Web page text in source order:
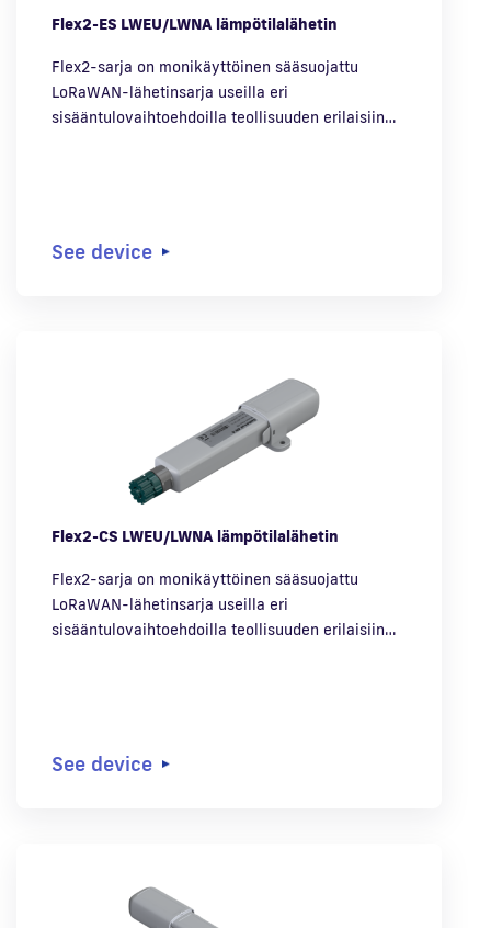
Flex2-ES LWEU/LWNA lämpötilalähetin
Flex2-sarja on monikäyttöinen sääsuojattu
LoRaWAN-lähetinsarja useilla eri
sisääntulovaihtoehdoilla teollisuuden erilaisiin…
See device
Flex2-CS LWEU/LWNA lämpötilalähetin
Flex2-sarja on monikäyttöinen sääsuojattu
LoRaWAN-lähetinsarja useilla eri
sisääntulovaihtoehdoilla teollisuuden erilaisiin…
See device